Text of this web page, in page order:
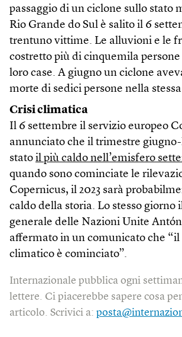
passaggio di un ciclone sullo stato
Rio Grande do Sul è salito il 6
trentuno vittime. Le alluvioni e le
costretto più di cinquemila persone
loro case. A giugno un ciclone
morte di sedici persone nella
Crisi climatica
Il 6 settembre il servizio europeo
annunciato che il trimestre
stato il più caldo nell’emisfero
quando sono cominciate le
Copernicus, il 2023 sarà
caldo della storia. Lo stesso giorno
generale delle Nazioni Unite
affermato in un comunicato che
climatico è cominciato”.
Internazionale pubblica ogni
lettere. Ci piacerebbe sapere cosa
articolo. Scrivici a: